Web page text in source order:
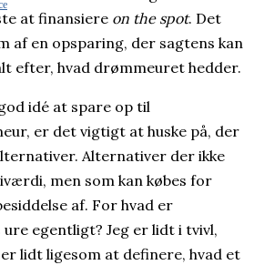
at finansiere on the spot. Det
af en opsparing, der sagtens kan
efter, hvad drømmeuret hedder.
idé at spare op til
er det vigtigt at huske på, der
Alternativer der ikke
men som kan købes for
af. For hvad er
egentligt? Jeg er lidt i tvivl,
lidt ligesom at definere, hvad et